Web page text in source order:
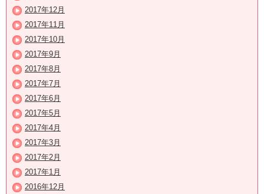
2017年12月
2017年11月
2017年10月
2017年9月
2017年8月
2017年7月
2017年6月
2017年5月
2017年4月
2017年3月
2017年2月
2017年1月
2016年12月